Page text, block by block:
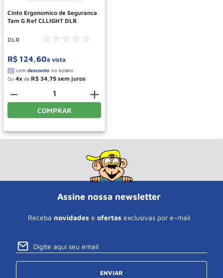
Cinto Ergonomico de Seguranca
Tam G Ref CLLIGHT DLR
DLR
R$ 124,60à vista
Ou 4 de R$ 34 75
＋
－
COMPRAR
Assine nossa newsletter
Receba novidades e ofertas exclusivas por e-mail
ENVIAR